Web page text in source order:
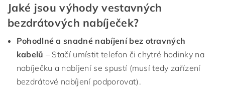
Jaké jsou výhody vestavných
bezdrátových nabíječek?
Pohodlné a snadné nabíjení bez otravných
kabelů – Stačí umístit telefon či chytré hodinky na
nabíječku a nabíjení se spustí (musí tedy zařízení
bezdrátové nabíjení podporovat).